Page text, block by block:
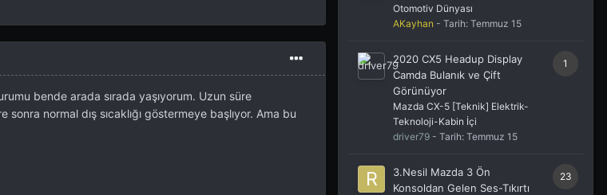
bende arada sırada yaşıyorum. Uzun süre
normal dış sıcaklığı göstermeye başlıyor. Ama bu
Otomotiv Dünyası
AKayhan - Tarih: Temmuz 15
1
2020 CX5 Headup Display
Camda Bulanık ve Çift
Görünüyor
Mazda CX-5 [Teknik] Elektrik-
Teknoloji-Kabin İçi
driver79 - Tarih: Temmuz 15
23
3.Nesil Mazda 3 Ön
Konsoldan Gelen Ses-Tıkırtı